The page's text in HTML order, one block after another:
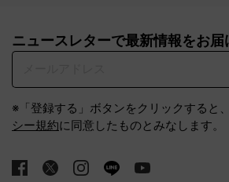
ニュースレターで最新情報をお届
※「登録する」ボタンをクリックすると、
シー規約に同意したものとみなします。